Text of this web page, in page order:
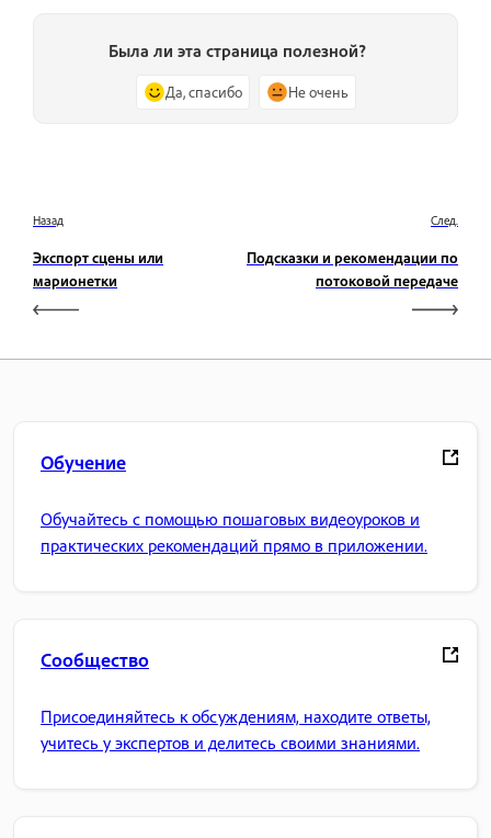
Была ли эта страница полезной?
Да, спасибо Не очень
Назад
Экспорт сцены или
марионетки
След.
Подсказки и рекомендации по
потоковой передаче
Обучение
Обучайтесь с помощью пошаговых видеоуроков и
практических рекомендаций прямо в приложении.
Сообщество
Присоединяйтесь к обсуждениям, находите ответы,
учитесь у экспертов и делитесь своими знаниями.